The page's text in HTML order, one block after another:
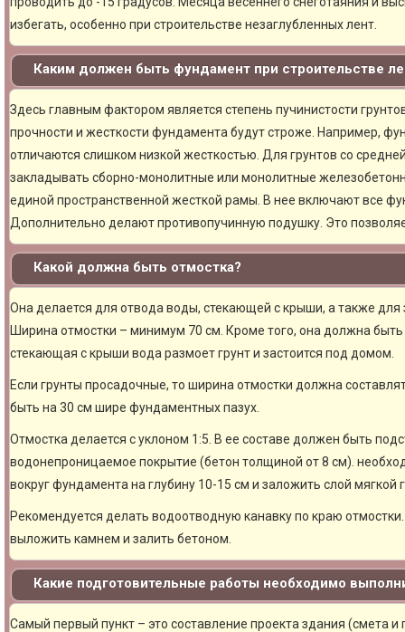
избегать, особенно при строительстве незаглубленных лент.
Каким должен быть фундамент при строительстве
Здесь главным фактором является степень пучинистости
прочности и жесткости фундамента будут строже. Например,
отличаются слишком низкой жесткостью. Для грунтов со
закладывать сборно-монолитные или монолитные
единой пространственной жесткой рамы. В нее включают все
Дополнительно делают противопучинную подушку. Это
Какой должна быть отмостка?
Она делается для отвода воды, стекающей с крыши, а также
Ширина отмостки – минимум 70 см. Кроме того, она должна
стекающая с крыши вода размоет грунт и застоится под домом.
Если грунты просадочные, то ширина отмостки должна
быть на 30 см шире фундаментных пазух.
Отмостка делается с уклоном 1:5. В ее составе должен быть
водонепроницаемое покрытие (бетон толщиной от 8 см).
вокруг фундамента на глубину 10-15 см и заложить слой мягкой
Рекомендуется делать водоотводную канавку по краю
выложить камнем и залить бетоном.
Какие подготовительные работы необходимо
Самый первый пункт – это составление проекта здания (смета